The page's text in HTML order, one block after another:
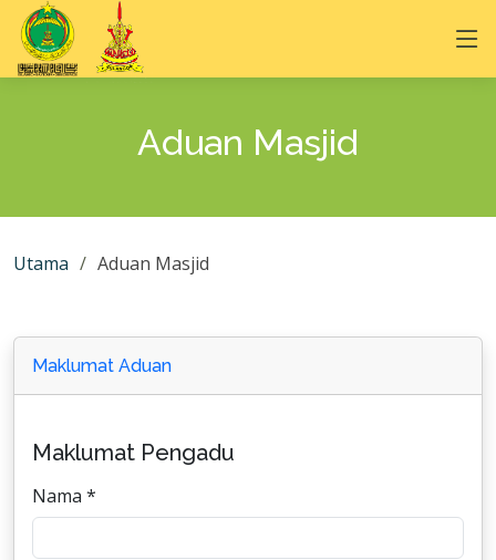
Aduan Masjid
Utama Aduan Masjid
Maklumat Aduan
Maklumat Pengadu
Nama *